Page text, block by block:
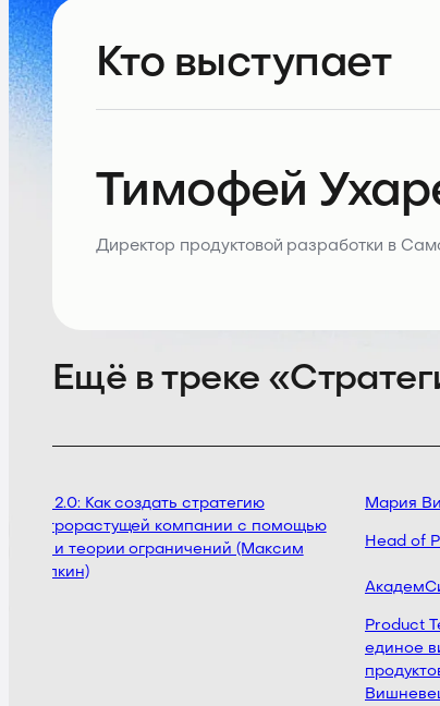
Кто выступает
Тимофей
Директор продуктовой разработки в
Ещё в треке
OKR 2.0: Как создать стратегию
быстрорастущей компании с помощью
OKR и теории ограничений (Максим
Опилкин)
Мария
Head of
Product
единое